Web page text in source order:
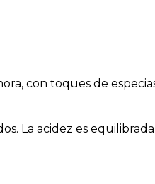
con toques de
La acidez es